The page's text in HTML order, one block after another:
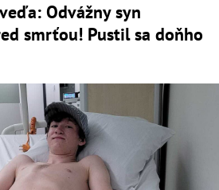
Odvážny syn
smrťou! Pustil sa doňho